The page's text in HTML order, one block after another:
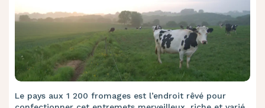
Le pays aux 1 200 fromages est l’endroit rêvé pour